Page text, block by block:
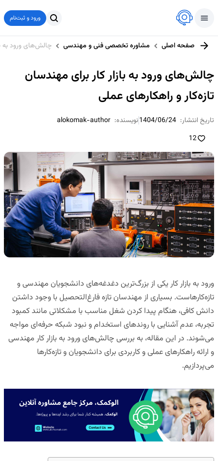
ورود و ثبت‌نام
صفحه اصلی مشاوره تخصصی فنی و مهندسی چالش‌های ورود به
چالش‌های ورود به بازار کار برای مهندسان
تازه‌کار و راهکارهای عملی
تاریخ انتشار: 1404/06/24نویسنده: alokomak-author
12
ورود به بازار کار یکی از بزرگ‌ترین دغدغه‌های دانشجویان مهندسی و
تازه‌کارهاست. بسیاری از مهندسان تازه فارغ‌التحصیل با وجود داشتن
دانش کافی، هنگام پیدا کردن شغل مناسب با مشکلاتی مانند کمبود
تجربه، عدم آشنایی با روندهای استخدام و نبود شبکه حرفه‌ای مواجه
می‌شوند. در این مقاله، به بررسی چالش‌های ورود به بازار کار مهندسی
و ارائه راهکارهای عملی و کاربردی برای دانشجویان و تازه‌کارها
می‌پردازیم.